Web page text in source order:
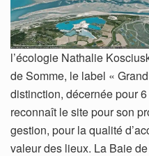
l’écologie Nathalie
de Somme, le label «
distinction, décernée pour
reconnaît le site pour son
gestion, pour la qualité
valeur des lieux. La Baie